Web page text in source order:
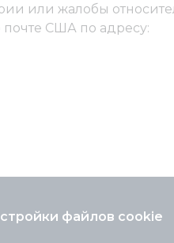
или жалобы
почте США по адресу:
файлов cookie